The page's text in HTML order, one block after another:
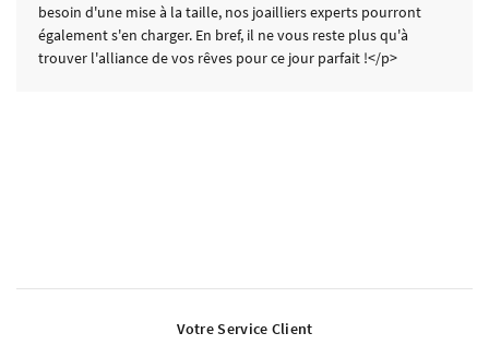
besoin d'une mise à la taille, nos joailliers experts pourront
également s'en charger. En bref, il ne vous reste plus qu'à
trouver l'alliance de vos rêves pour ce jour parfait !</p>
Votre Service Client